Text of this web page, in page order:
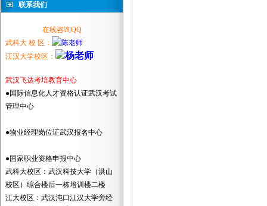
联系我们
在线咨询QQ
武科大 校 区：
江汉大学校区：
武汉飞达考培教育中心
●国际信息化人才资格认证武汉考试
管理中心
●物业经理岗位证武汉报名中心
●国家职业资格申报中心
武科大校区：武汉科技大学（洪山
校区）综合楼后一栋培训楼二楼
江大校区：武汉沌口江汉大学旁经